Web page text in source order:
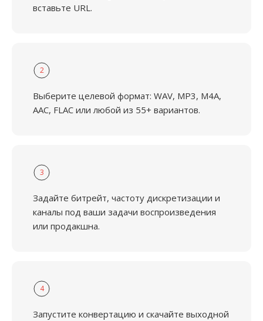
вставьте URL.
2
Выберите целевой формат: WAV, MP3, M4A,
AAC, FLAC или любой из 55+ вариантов.
3
Задайте битрейт, частоту дискретизации и
каналы под ваши задачи воспроизведения
или продакшна.
4
Запустите конвертацию и скачайте выходной